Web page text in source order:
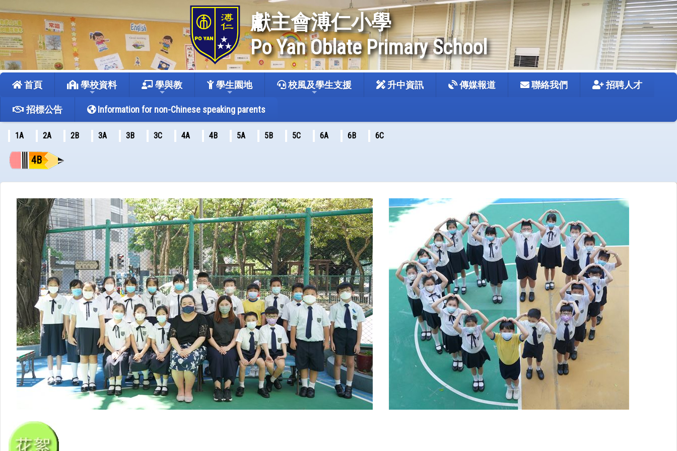
獻主會溥仁小學
Po Yan Oblate Primary School
首頁 學校資料 學與教 學生園地 校風及學生支援 升中資訊 傳媒報道 聯絡我們 招聘人才
招標公告 Information for non-Chinese speaking parents
1A 2A 2B 3A 3B 3C 4A 4B 5A 5B 5C 6A 6B 6C
4B